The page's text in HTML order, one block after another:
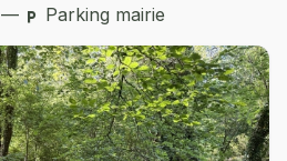
— local_parking Parking mairie